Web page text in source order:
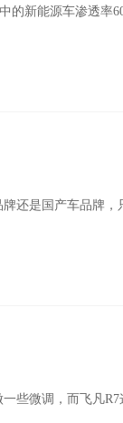
的新能源车渗透率
还是国产车品牌
些微调，而飞凡